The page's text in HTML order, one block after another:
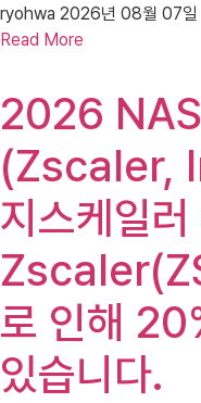
ryohwa 2026년 08월 07일
Read More
2026
(Zscaler,
지스케일러
로 인해
있습니다.